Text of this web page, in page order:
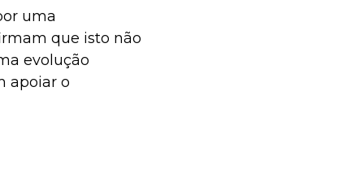
uma
que isto não
evolução
apoiar o